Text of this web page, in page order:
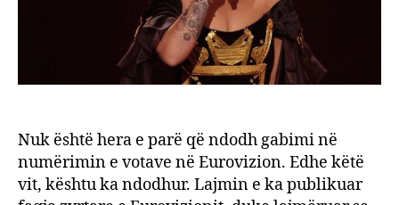
Nuk është hera e parë që ndodh gabimi në
numërimin e votave në Eurovizion. Edhe këtë
vit, kështu ka ndodhur. Lajmin e ka publikuar